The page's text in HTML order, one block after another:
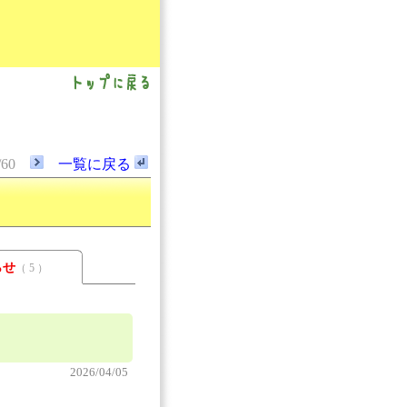
一覧に戻る
せ （ 5 ）
2026/04/05